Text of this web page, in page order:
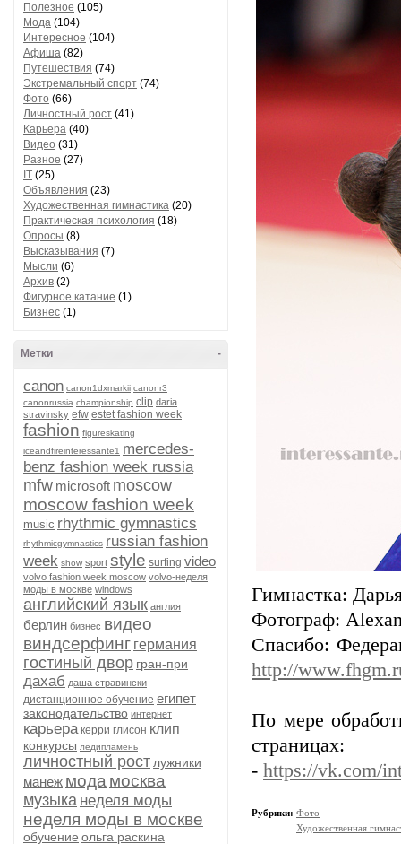
Полезное (105)
Мода (104)
Интересное (104)
Афиша (82)
Путешествия (74)
Экстремальный спорт (74)
Фото (66)
Личностный рост (41)
Карьера (40)
Видео (31)
Разное (27)
IT (25)
Объявления (23)
Художественная гимнастика (20)
Практическая психология (18)
Опросы (8)
Высказывания (7)
Мысли (6)
Архив (2)
Фигурное катание (1)
Бизнес (1)
-
Метки
canon canon1dxmarkii canonr3
canonrussia championship clip daria
stravinsky efw estet fashion week
fashion figureskating
iceandfireinteressante1 mercedes-
benz fashion week russia
mfw microsoft moscow
moscow fashion week
music rhythmic gymnastics
rhythmicgymnastics russian fashion
week show sport style surfing video
volvo fashion week moscow volvo-неделя
моды в москве windows
английский язык англия
берлин бизнес видео
виндсерфинг германия
гостиный двор гран-при
дахаб даша стравински
дистанционное обучение египет
законодательство интернет
карьера керри глисон клип
конкурсы лёдипламень
личностный рост лужники
манеж мода москва
музыка неделя моды
неделя моды в москве
обучение ольга раскина
Гимнастка:
Фотограф:
Спасибо:
http://
По мере
страницах:
- https://vk.com/
Рубрики: Фото
Художественная